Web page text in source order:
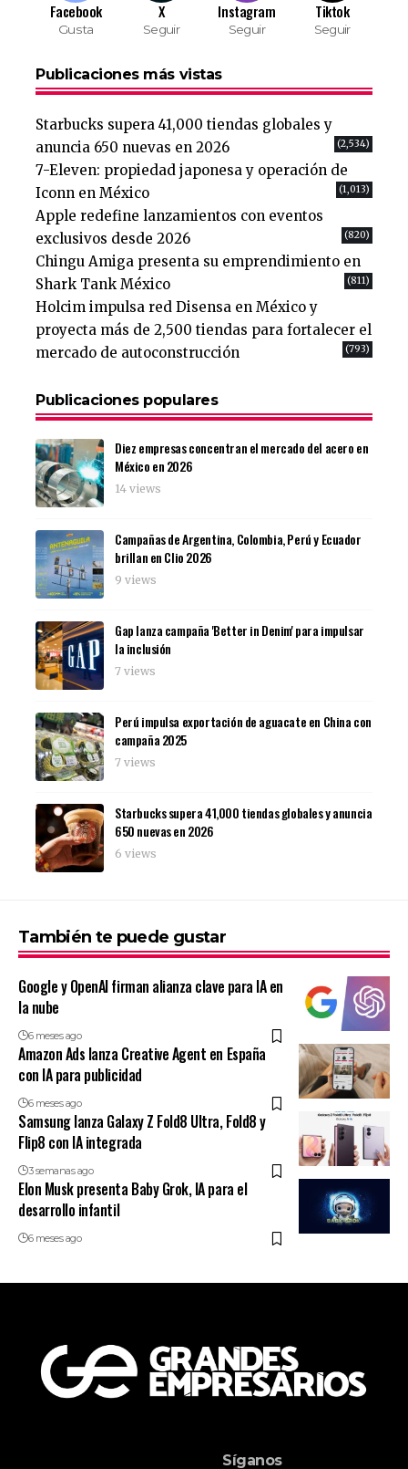
Facebook
Gusta
X
Seguir
Instagram
Seguir
Tiktok
Seguir
Publicaciones más vistas
Starbucks supera 41,000 tiendas globales y
anuncia 650 nuevas en 2026
(2,534)
7-Eleven: propiedad japonesa y operación de
Iconn en México
(1,013)
Apple redefine lanzamientos con eventos
exclusivos desde 2026
(820)
Chingu Amiga presenta su emprendimiento en
Shark Tank México
(811)
Holcim impulsa red Disensa en México y
proyecta más de 2,500 tiendas para fortalecer el
mercado de autoconstrucción
(793)
Publicaciones populares
Diez empresas concentran el mercado del acero en
México en 2026
14 views
Campañas de Argentina, Colombia, Perú y Ecuador
brillan en Clio 2026
9 views
Gap lanza campaña 'Better in Denim' para impulsar
la inclusión
7 views
Perú impulsa exportación de aguacate en China con
campaña 2025
7 views
Starbucks supera 41,000 tiendas globales y anuncia
650 nuevas en 2026
6 views
También te puede gustar
Google y OpenAI firman alianza clave para IA en
la nube
6 meses ago
Amazon Ads lanza Creative Agent en España
con IA para publicidad
6 meses ago
Samsung lanza Galaxy Z Fold8 Ultra, Fold8 y
Flip8 con IA integrada
3 semanas ago
Elon Musk presenta Baby Grok, IA para el
desarrollo infantil
6 meses ago
Síganos